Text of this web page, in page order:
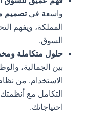
واسعة في تصميم
المملكة، ويفهم
السوق.
حلول متكاملة
بين الجمالية،
الاستخدام. من
التكامل مع أنظمتك
احتياجاتك.